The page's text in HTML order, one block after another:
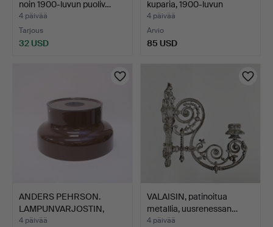
noin 1900-luvun puoliv…
4 päivää
Tarjous
32 USD
kuparia, 1900-luvun
loppup…
4 päivää
Arvio
85 USD
ANDERS PEHRSON.
LAMPUNVARJOSTIN,
"BUMLING"…
4 päivää
VALAISIN, patinoitua
metallia, uusrenessan…
4 päivää